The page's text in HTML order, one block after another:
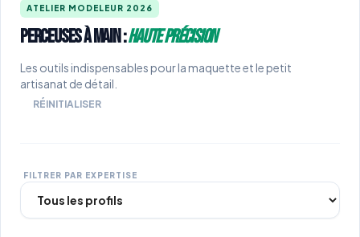
ATELIER MODELEUR 2026
Perceuses à Main :Haute Précision
Les outils indispensables pour la maquette et le petit
artisanat de détail.
RÉINITIALISER
FILTRER PAR EXPERTISE